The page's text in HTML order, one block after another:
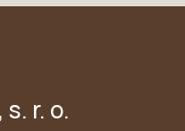
r. o.